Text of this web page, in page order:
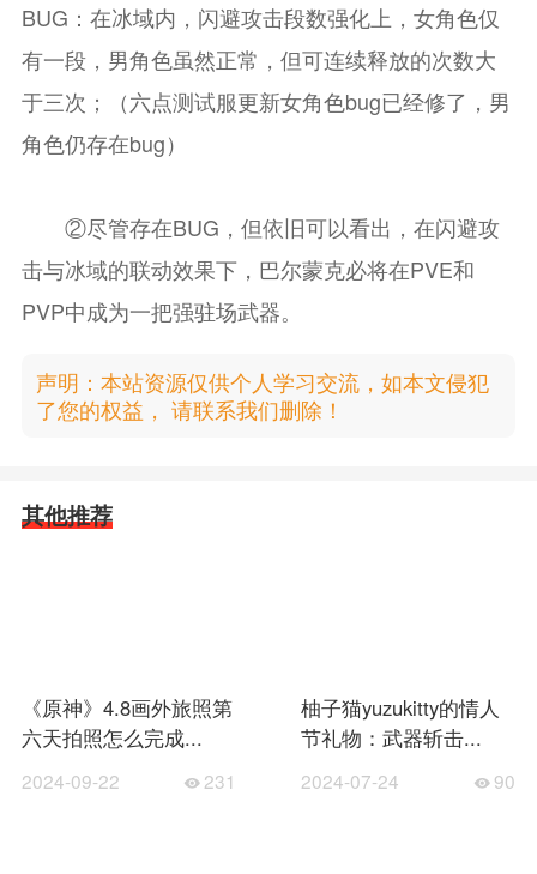
BUG：在冰域内，闪避攻击段数强化上，女角色仅
有一段，男角色虽然正常，但可连续释放的次数大
于三次；（六点测试服更新女角色bug已经修了，男
角色仍存在bug）
②尽管存在BUG，但依旧可以看出，在闪避攻
击与冰域的联动效果下，巴尔蒙克必将在PVE和
PVP中成为一把强驻场武器。
声明：本站资源仅供个人学习交流，如本文侵犯
了您的权益， 请联系我们删除！
其他推荐
《原神》4.8画外旅照第
六天拍照怎么完成...
2024-09-22 231
柚子猫yuzukitty的情人
节礼物：武器斩击...
2024-07-24 90